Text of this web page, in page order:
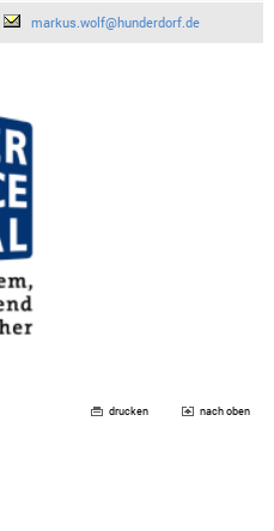
markus.wolf@hunderdorf.de
drucken nach oben